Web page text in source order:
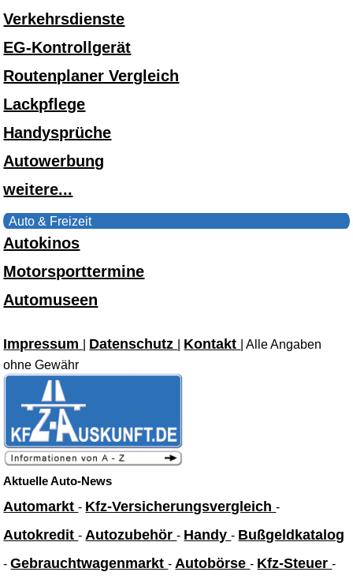
Verkehrsdienste
EG-Kontrollgerät
Routenplaner Vergleich
Lackpflege
Handysprüche
Autowerbung
weitere...
Auto & Freizeit
Autokinos
Motorsporttermine
Automuseen
Impressum Datenschutz Kontakt
| Alle Angaben
ohne Gewähr
Aktuelle Auto-News
Automarkt- Kfz-Versicherungsvergleich-
Autokredit- Autozubehör- Handy- Bußgeldkatalog
-Gebrauchtwagenmarkt- Autobörse- Kfz-Steuer-